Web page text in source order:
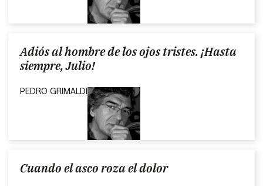
Adiós al hombre de los ojos tristes. ¡Hasta
siempre, Julio!
PEDRO GRIMALDI
Cuando el asco roza el dolor